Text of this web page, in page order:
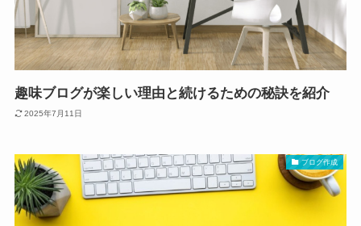
趣味ブログが楽しい理由と続けるための秘訣を紹介
2025年7月11日
ブログ作成